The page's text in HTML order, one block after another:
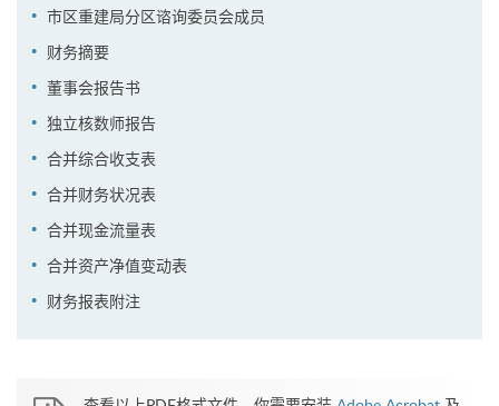
市区重建局分区谘询委员会成员
财务摘要
董事会报告书
独立核数师报告
合并综合收支表
合并财务状况表
合并现金流量表
合并资产净值变动表
财务报表附注